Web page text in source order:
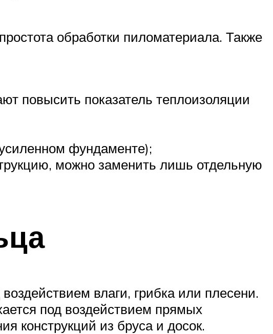
обработки пиломатериала. Также
повысить показатель теплоизоляции
усиленном фундаменте);
можно заменить лишь отдельную
влаги, грибка или плесени.
под воздействием прямых
конструкций из бруса и досок.